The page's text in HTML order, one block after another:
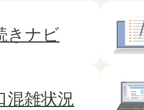
月31日
本地震の災害
箱を設置しました
きナビ
混雑状況